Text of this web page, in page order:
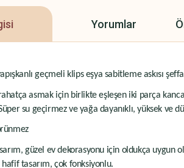
Yorumlar
geçmeli klips eşya sabitleme askısı
asmak için birlikte eşleşen iki parça
su geçirmez ve yağa dayanıklı, yüksek ve
güzel ev dekorasyonu için oldukça uygun
hafif tasarım, çok fonksiyonlu.